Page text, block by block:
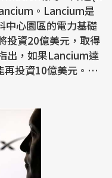
。Lancium是
心園區的電力基礎
出，如果Lancium達
投資10億美元。La